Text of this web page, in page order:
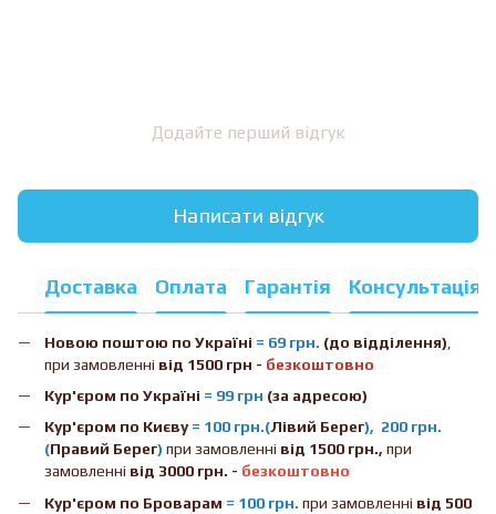
Додайте перший відгук
Написати відгук
Доставка Оплата Гарантія Консультація
Новою поштою по Україні = 69 грн. (до відділення)
при замовленні від 1500 грн - безкоштовно
Кур'єром по Україні = 99 грн (за адресою)
Кур'єром по Києву= 100 грн.(Лівий Берег), 200 грн.
(Правий Берег) при замовленні від 1500 грн., при
замовленні від 3000 грн. - безкоштовно
Кур'єром по Броварам = 100 грн. при замовленні від 500